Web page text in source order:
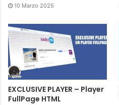
10 Marzo 2025
EXCLUSIVE PLAYER – Player
FullPage HTML